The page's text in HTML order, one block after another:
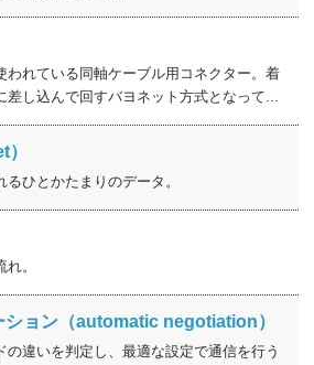
われている同軸ケーブル用コネクター。着
差し込んで回すバヨネット方式となって...
ひとかたまりのデータ。
。
ション（automatic negotiation）
の違いを判定し、最適な設定で通信を行う